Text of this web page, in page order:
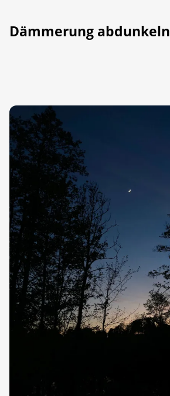
Dämmerung abdunkeln